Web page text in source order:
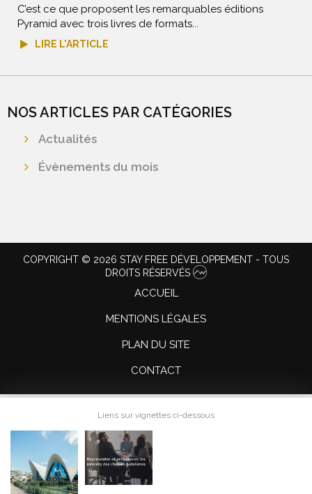
C’est ce que proposent les remarquables éditions
Pyramid avec trois livres de formats...
LIRE L'ARTICLE
NOS ARTICLES PAR CATÉGORIES
Actualités
Évènements du mois
Liens sur vignettes ci-dessous
COPYRIGHT © 2026 STAY FREE DÉVELOPPEMENT - TOUS
DROITS RÉSERVÉS
ACCUEIL
MENTIONS LÉGALES
PLAN DU SITE
CONTACT